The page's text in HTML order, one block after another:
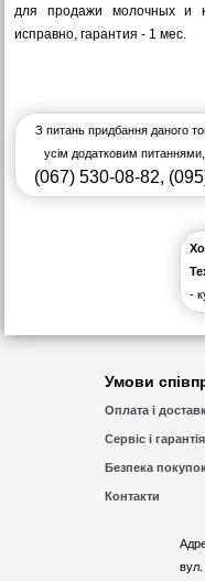
для продажи молочных и
исправно, гарантия - 1 мес.
З питань придбання даного
усім додатковим
(067) 530-08-82,
-
Умови
Оплата і
Сервіс і гарантія
Безпека
Контакти